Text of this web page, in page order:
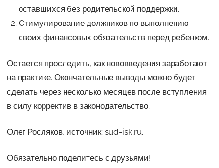
оставшихся без родительской поддержки.
Стимулирование должников по выполнению
своих финансовых обязательств перед ребенком.
Остается проследить, как нововведения заработают
на практике. Окончательные выводы можно будет
сделать через несколько месяцев после вступления
в силу корректив в законодательство.
Олег Росляков, источник: sud-isk.ru.
Обязательно поделитесь с друзьями!